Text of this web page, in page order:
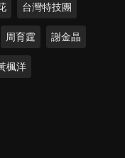
台灣特技團
周育霆 謝金晶
楓洋